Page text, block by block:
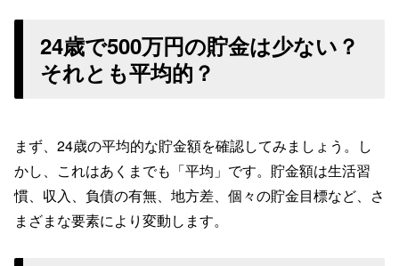
24歳で500万円の貯金は少ない？
それとも平均的？
まず、24歳の平均的な貯金額を確認してみましょう。し
かし、これはあくまでも「平均」です。貯金額は生活習
慣、収入、負債の有無、地方差、個々の貯金目標など、さ
まざまな要素により変動します。